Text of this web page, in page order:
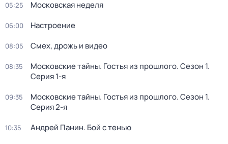
05:25 Московская неделя
06:00 Настроение
08:05 Смех, дрожь и видео
08:35 Московские тайны. Гостья из прошлого. Сезон 1.
Серия 1-я
09:35 Московские тайны. Гостья из прошлого. Сезон 1.
Серия 2-я
10:35 Андрей Панин. Бой с тенью